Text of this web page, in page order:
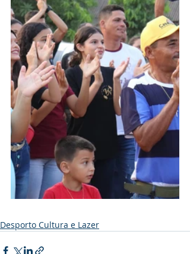
Desporto Cultura e Lazer